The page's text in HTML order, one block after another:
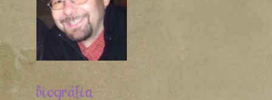
Biográfia